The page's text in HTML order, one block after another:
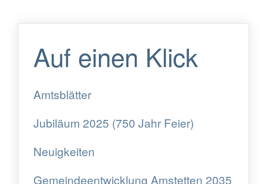
Auf einen Klick
Amtsblätter
Jubiläum 2025 (750 Jahr Feier)
Neuigkeiten
Gemeindeentwicklung Amstetten 2035